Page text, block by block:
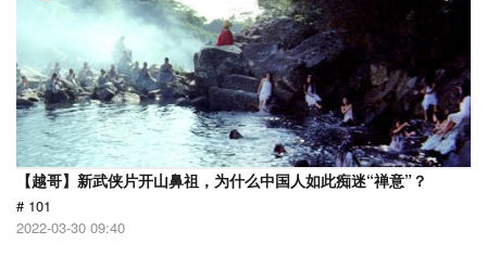
【越哥】新武侠片开山鼻祖，为什么中国人如此痴迷“禅意”？
# 101
2022-03-30 09:40